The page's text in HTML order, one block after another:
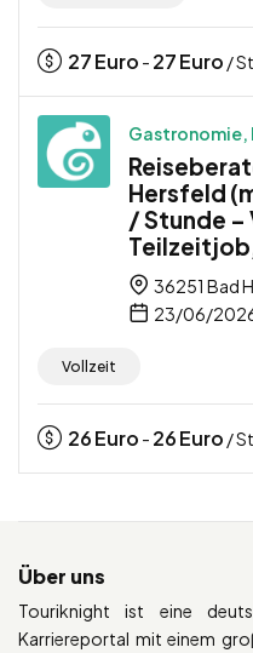
27Euro - 27Euro /
Hersfeld
/ Stunde
36251 Bad
23/06/
Vollzeit
26Euro - 26Euro /
Über uns
Touriknight ist eine
Karriereportal mit einem